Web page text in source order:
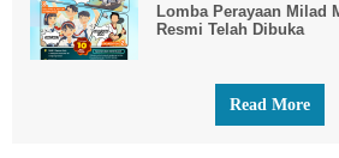
Lomba Perayaan Milad
Resmi Telah Dibuka
Read More